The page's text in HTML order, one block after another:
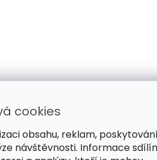
cookies
obsahu, reklam,
návštěvnosti. Informace